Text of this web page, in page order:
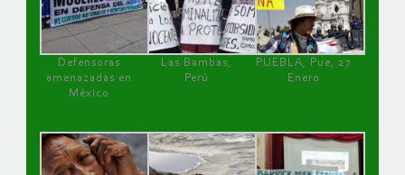
Defensoras
amenazadas en
México
Las Bambas,
Perú
PUEBLA, Pue, 27
Enero